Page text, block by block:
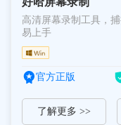
高清屏幕录制工具，
易上手
官方正版
了解更多 >>